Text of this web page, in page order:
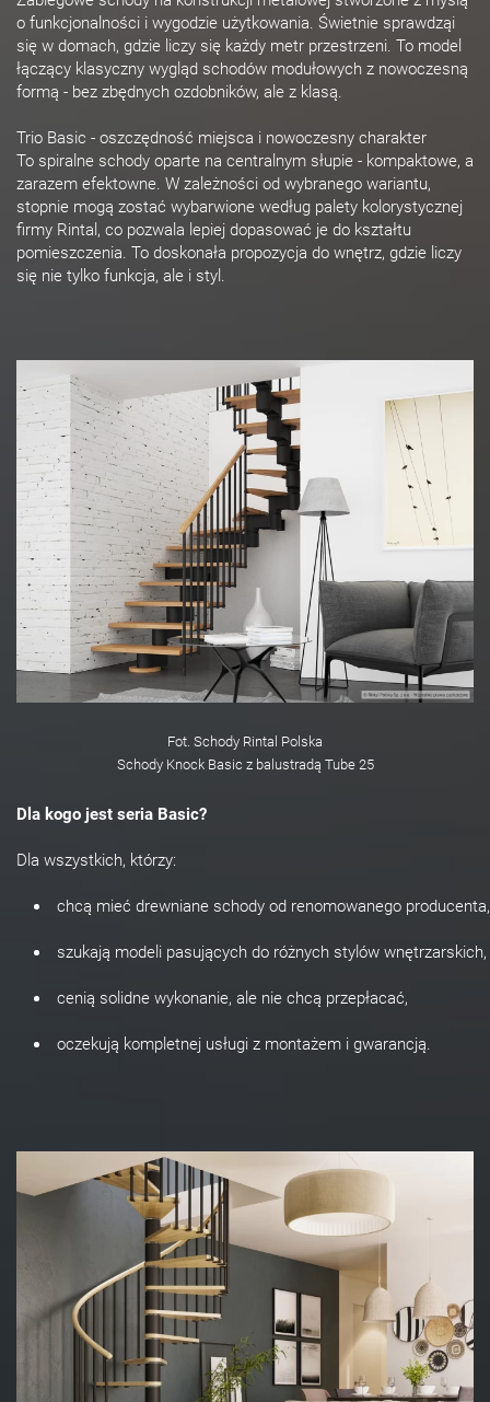
o funkcjonalności i wygodzie użytkowania. Świetnie sprawdząi
się w domach, gdzie liczy się każdy metr przestrzeni. To model
łączący klasyczny wygląd schodów modułowych z nowoczesną
formą - bez zbędnych ozdobników, ale z klasą.
Trio Basic - oszczędność miejsca i nowoczesny charakter
To spiralne schody oparte na centralnym słupie - kompaktowe, a
zarazem efektowne. W zależności od wybranego wariantu,
stopnie mogą zostać wybarwione według palety kolorystycznej
firmy Rintal, co pozwala lepiej dopasować je do kształtu
pomieszczenia. To doskonała propozycja do wnętrz, gdzie liczy
się nie tylko funkcja, ale i styl.
Fot. Schody Rintal Polska
Schody Knock Basic z balustradą Tube 25
Dla kogo jest seria Basic?
Dla wszystkich, którzy:
chcą mieć drewniane schody od renomowanego producenta,
szukają modeli pasujących do różnych stylów wnętrzarskich,
cenią solidne wykonanie, ale nie chcą przepłacać,
oczekują kompletnej usługi z montażem i gwarancją.